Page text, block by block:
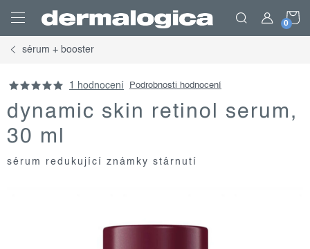
obsah
sérum + booster
1 hodnocení Podrobnosti hodnocení
dynamic skin retinol serum,
30 ml
sérum redukující známky stárnutí